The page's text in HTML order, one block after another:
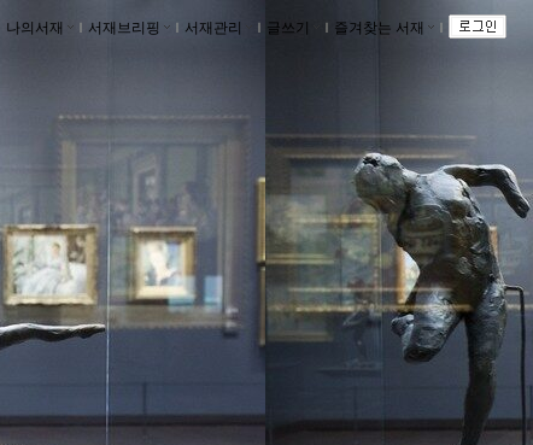
나의서재 ｌ 서재브리핑 ｌ 서재관리 ｌ 글쓰기 ｌ 즐겨찾는 서재 ｌ